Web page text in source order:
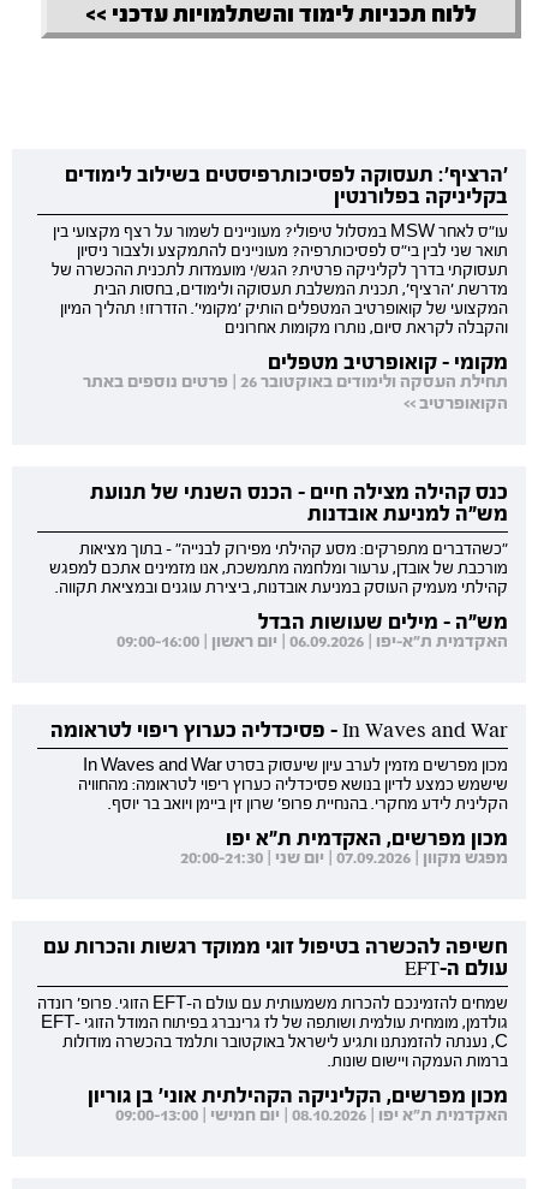
ללוח תכניות לימוד והשתלמויות עדכני >>
'הרציף': תעסוקה לפסיכותרפיסטים בשילוב לימודים
בקליניקה בפלורנטין
עו"ס לאחר MSW במסלול טיפולי? מעוניינים לשמור על רצף מקצועי בין
תואר שני לבין בי"ס לפסיכותרפיה? מעוניינים להתמקצע ולצבור ניסיון
תעסוקתי בדרך לקליניקה פרטית? הגש/י מועמדות לתכנית ההכשרה של
מדרשת 'הרציף', תכנית המשלבת תעסוקה ולימודים, בחסות הבית
המקצועי של קואופרטיב המטפלים הותיק 'מקומי'. הזדרזו! תהליך המיון
והקבלה לקראת סיום, נותרו מקומות אחרונים
מקומי - קואופרטיב מטפלים
תחילת העסקה ולימודים באוקטובר 26 | פרטים נוספים באתר
הקואופרטיב >>
כנס קהילה מצילה חיים - הכנס השנתי של תנועת
מש"ה למניעת אובדנות
"כשהדברים מתפרקים: מסע קהילתי מפירוק לבנייה" - בתוך מציאות
מורכבת של אובדן, ערעור ומלחמה מתמשכת, אנו מזמינים אתכם למפגש
קהילתי מעמיק העוסק במניעת אובדנות, ביצירת עוגנים ובמציאת תקווה.
מש"ה - מילים שעושות הבדל
האקדמית ת"א-יפו | 06.09.2026 | יום ראשון | 09:00-16:00
In Waves and War - פסיכדליה כערוץ ריפוי לטראומה
מכון מפרשים מזמין לערב עיון שיעסוק בסרט In Waves and War
שישמש כמצע לדיון בנושא פסיכדליה כערוץ ריפוי לטראומה: מהחוויה
הקלינית לידע מחקרי. בהנחיית פרופ' שרון זין ביימן ויואב בר יוסף.
מכון מפרשים, האקדמית ת"א יפו
מפגש מקוון | 07.09.2026 | יום שני | 20:00-21:30
חשיפה להכשרה בטיפול זוגי ממוקד רגשות והכרות עם
עולם ה-EFT
שמחים להזמינכם להכרות משמעותית עם עולם ה-EFT הזוגי. פרופ' רונדה
גולדמן, מומחית עולמית ושותפה של לז גרינברג בפיתוח המודל הזוגי EFT-
C, נענתה להזמנתנו ותגיע לישראל באוקטובר ותלמד בהכשרה מודולות
ברמות העמקה ויישום שונות.
מכון מפרשים, הקליניקה הקהילתית אוני' בן גוריון
האקדמית ת"א יפו | 08.10.2026 | יום חמישי | 09:00-13:00